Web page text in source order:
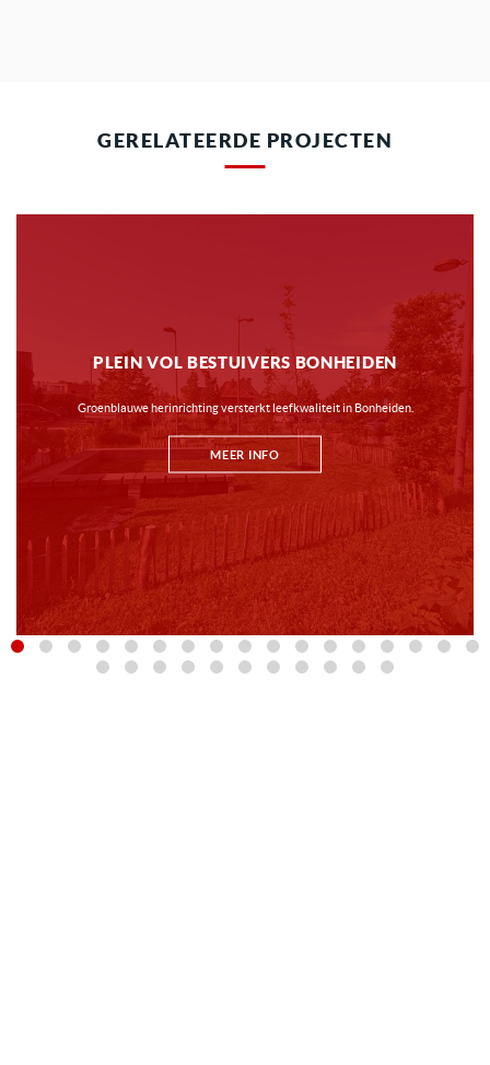
GERELATEERDE PROJECTEN
PLEIN VOL BESTUIVERS BONHEIDEN
Groenblauwe herinrichting versterkt leefkwaliteit in Bonheiden.
MEER INFO